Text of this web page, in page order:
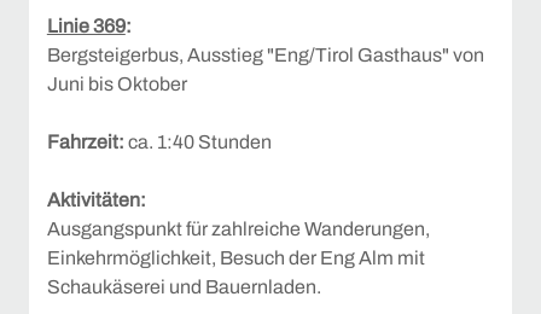
Linie 369:
Bergsteigerbus, Ausstieg "Eng/Tirol Gasthaus" von
Juni bis Oktober
Fahrzeit: ca. 1:40 Stunden
Aktivitäten:
Ausgangspunkt für zahlreiche Wanderungen,
Einkehrmöglichkeit, Besuch der Eng Alm mit
Schaukäserei und Bauernladen.